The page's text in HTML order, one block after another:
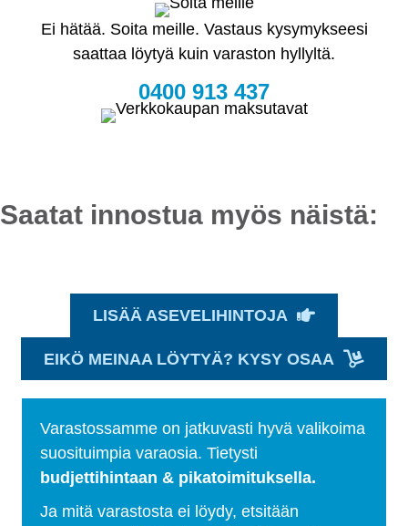
Ei hätää. Soita meille. Vastaus kysymykseesi
saattaa löytyä kuin varaston hyllyltä.
0400 913 437
Saatat innostua myös näistä:
Varastossamme on jatkuvasti hyvä valikoima
suosituimpia varaosia. Tietysti
budjettihintaan & pikatoimituksella.
Ja mitä varastosta ei löydy, etsitään
LISÄÄ ASEVELIHINTOJA
EIKÖ MEINAA LÖYTYÄ? KYSY OSAA